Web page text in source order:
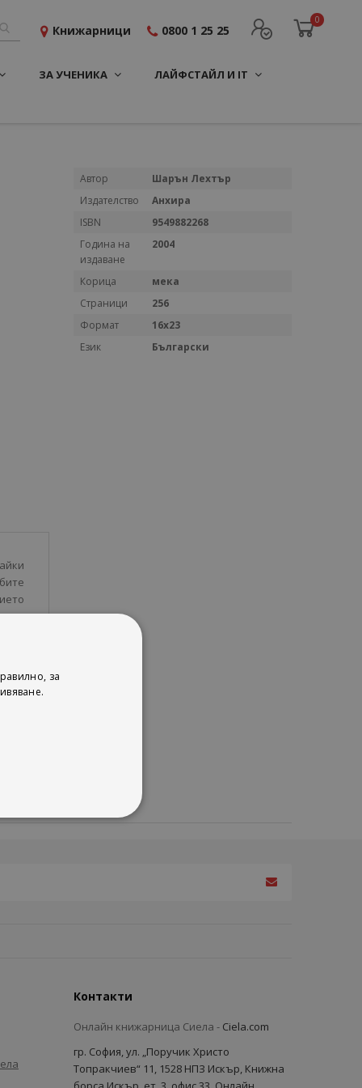
0
Книжарници 0800 1 25 25
ЗА УЧЕНИКА ЛАЙФСТАЙЛ И IT
Повече
Автор
Шарън Лехтър
Издателство
Анхира
ISBN
9549882268
Година на
издаване
2004
Корица
мека
Страници
256
Формат
16x23
Език
Български
Контакти
Онлайн книжарница Сиела - Ciela.com
гр. София, ул. „Поручик Христо
Топракчиев“ 11, 1528 НПЗ Искър, Книжна
за